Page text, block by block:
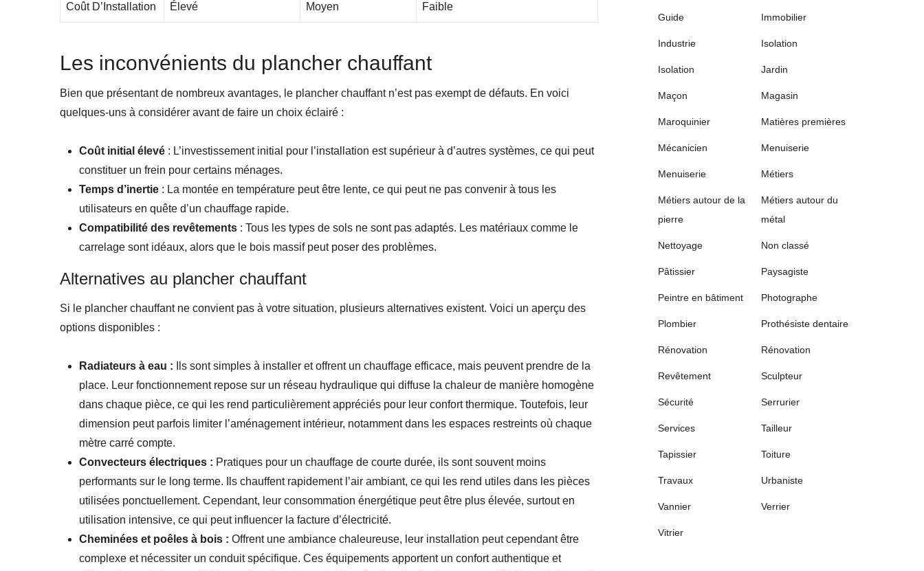
Coût D’Installation Élevé Moyen Faible
Les inconvénients du plancher chauffant
Bien que présentant de nombreux avantages, le plancher chauffant n’est pas exempt de défauts. En voici
quelques-uns à considérer avant de faire un choix éclairé :
Coût initial élevé : L’investissement initial pour l’installation est supérieur à d’autres systèmes, ce qui peut
constituer un frein pour certains ménages.
Temps d’inertie : La montée en température peut être lente, ce qui peut ne pas convenir à tous les
utilisateurs en quête d’un chauffage rapide.
Compatibilité des revêtements : Tous les types de sols ne sont pas adaptés. Les matériaux comme le
carrelage sont idéaux, alors que le bois massif peut poser des problèmes.
Alternatives au plancher chauffant
Si le plancher chauffant ne convient pas à votre situation, plusieurs alternatives existent. Voici un aperçu des
options disponibles :
Radiateurs à eau : Ils sont simples à installer et offrent un chauffage efficace, mais peuvent prendre de la
place. Leur fonctionnement repose sur un réseau hydraulique qui diffuse la chaleur de manière homogène
dans chaque pièce, ce qui les rend particulièrement appréciés pour leur confort thermique. Toutefois, leur
dimension peut parfois limiter l’aménagement intérieur, notamment dans les espaces restreints où chaque
mètre carré compte.
Convecteurs électriques : Pratiques pour un chauffage de courte durée, ils sont souvent moins
performants sur le long terme. Ils chauffent rapidement l’air ambiant, ce qui les rend utiles dans les pièces
utilisées ponctuellement. Cependant, leur consommation énergétique peut être plus élevée, surtout en
utilisation intensive, ce qui peut influencer la facture d’électricité.
Cheminées et poêles à bois : Offrent une ambiance chaleureuse, leur installation peut cependant être
complexe et nécessiter un conduit spécifique. Ces équipements apportent un confort authentique et
Guide Immobilier
Industrie Isolation
Isolation Jardin
Maçon Magasin
Maroquinier Matières premières
Mécanicien Menuiserie
Menuiserie Métiers
Métiers autour de la
pierre
Métiers autour du
métal
Nettoyage Non classé
Pâtissier Paysagiste
Peintre en bâtiment Photographe
Plombier Prothésiste dentaire
Rénovation Rénovation
Revêtement Sculpteur
Sécurité Serrurier
Services Tailleur
Tapissier Toiture
Travaux Urbaniste
Vannier Verrier
Vitrier